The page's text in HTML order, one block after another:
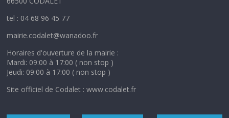
tel : 04 68 96 45 77
mairie.codalet@wanadoo.fr
Horaires d'ouverture de la mairie :
Mardi: 09:00 à 17:00 ( non stop )
Jeudi: 09:00 à 17:00 ( non stop )
Site officiel de Codalet : www.codalet.fr